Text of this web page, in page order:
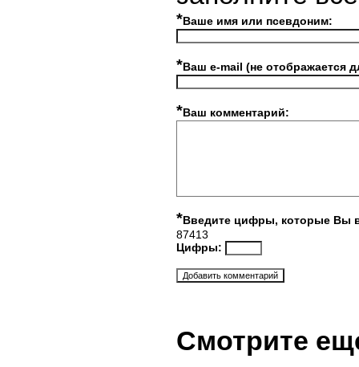
*Ваше имя или псевдоним:
*Ваш e-mail (не отображается
*Ваш комментарий:
*Введите цифры, которые Вы
87413
Цифры:
Смотрите